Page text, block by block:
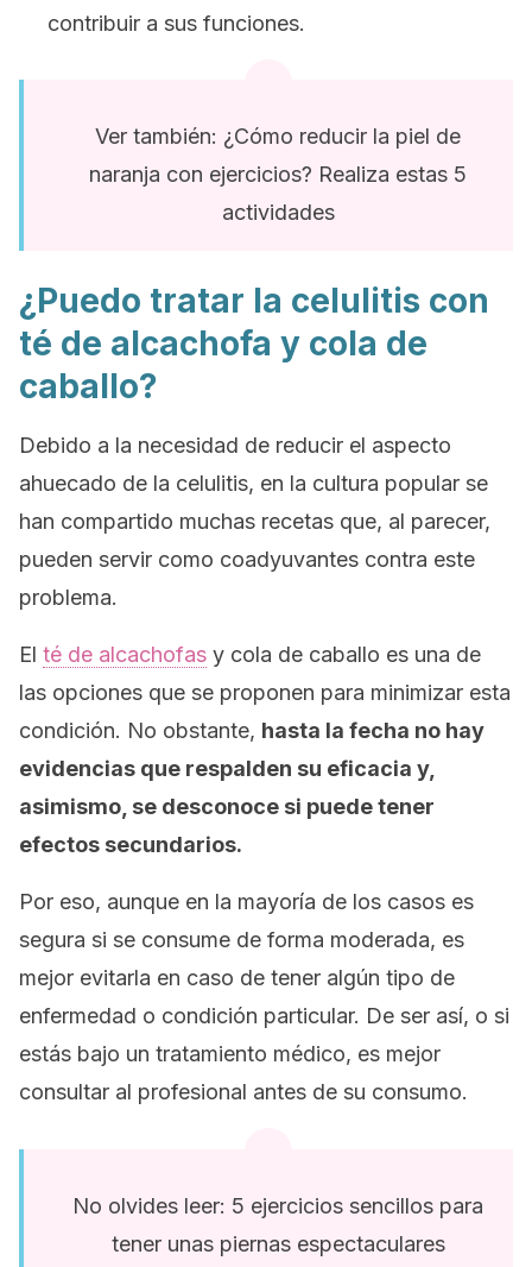
contribuir a sus funciones.
Ver también: ¿Cómo reducir la piel de
naranja con ejercicios? Realiza estas 5
actividades
¿Puedo tratar la celulitis con
té de alcachofa y cola de
caballo?
Debido a la necesidad de reducir el aspecto
ahuecado de la celulitis, en la cultura popular se
han compartido muchas recetas que, al parecer,
pueden servir como coadyuvantes contra este
problema.
El té de alcachofas y cola de caballo es una de
las opciones que se proponen para minimizar esta
condición. No obstante, hasta la fecha no hay
evidencias que respalden su eficacia y,
asimismo, se desconoce si puede tener
efectos secundarios.
Por eso, aunque en la mayoría de los casos es
segura si se consume de forma moderada, es
mejor evitarla en caso de tener algún tipo de
enfermedad o condición particular. De ser así, o si
estás bajo un tratamiento médico, es mejor
consultar al profesional antes de su consumo.
No olvides leer: 5 ejercicios sencillos para
tener unas piernas espectaculares